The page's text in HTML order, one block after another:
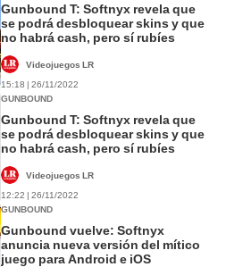
Gunbound T: Softnyx revela que
se podrá desbloquear skins y que
no habrá cash, pero sí rubíes
Videojuegos LR
15:18 | 26/11/2022
GUNBOUND
Gunbound T: Softnyx revela que
se podrá desbloquear skins y que
no habrá cash, pero sí rubíes
Videojuegos LR
12:22 | 26/11/2022
GUNBOUND
Gunbound vuelve: Softnyx
anuncia nueva versión del mítico
juego para Android e iOS